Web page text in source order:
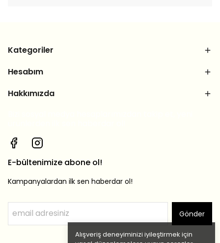
Alışveriş deneyiminizi iyileştirmek için
Kategoriler
Hesabım
Hakkımızda
E-bültenimize abone ol!
Kampanyalardan ilk sen haberdar ol!
Gönder